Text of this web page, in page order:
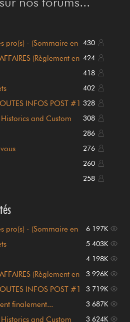
pro(s) - (Sommaire en
430
(Règlement en 424
418
402
INFOS POST #1 328
and Custom
308
286
276
260
258
pro(s) - (Sommaire en
6 197K
5 403K
4 198K
(Règlement en
3 926K
INFOS POST #1
3 719K
finalement... 3 687K
and Custom
3 624K